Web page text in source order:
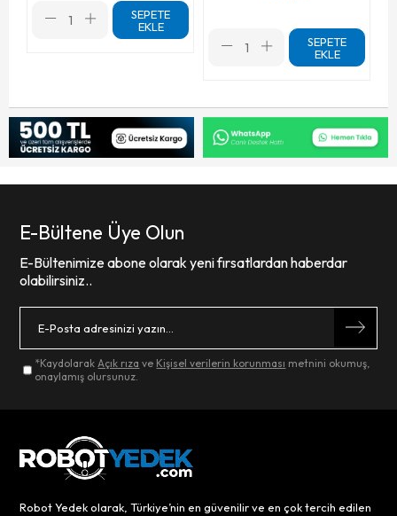
SEPETE
EKLE
SEPETE
EKLE
E-Bültene Üye Olun
E-Bültenimize abone olarak yeni fırsatlardan haberdar
olabilirsiniz..
*KaydolarakAçık rıza ve Kişisel verilerin korunması metnini okumuş,
onaylamış olursunuz.
Robot Yedek olarak, Türkiye’nin en güvenilir ve en çok tercih edilen